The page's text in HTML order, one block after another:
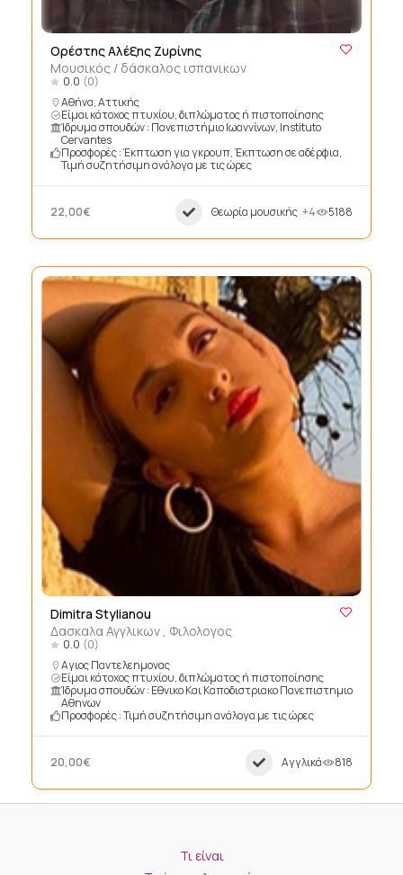
Ορέστης Αλέξης Ζυρίνης
Μουσικός / δάσκαλος ισπανικων
0.0 (0)
Αθήνα, Αττικής
Είμαι κάτοχος πτυχίου, διπλώματος ή πιστοποίησης
Ίδρυμα σπουδών : Πανεπιστήμιο Ιωαννίνων, Instituto
Cervantes
Προσφορές : Έκπτωση για γκρουπ, Έκπτωση σε αδέρφια,
Τιμή συζητήσιμη ανάλογα με τις ώρες
22,00€ Θεωρία μουσικής +4 5188
Dimitra Stylianou
Δασκαλα Αγγλικων , Φιλολογος
0.0 (0)
Αγιος Παντελεημονας
Είμαι κάτοχος πτυχίου, διπλώματος ή πιστοποίησης
Ίδρυμα σπουδών : Εθνικο Και Καποδιστριακο Πανεπιστημιο
Αθηνων
Προσφορές : Τιμή συζητήσιμη ανάλογα με τις ώρες
20,00€ Αγγλικά 818
Τι είναι